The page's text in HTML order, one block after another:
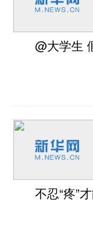
@大学生
不忍“疼”